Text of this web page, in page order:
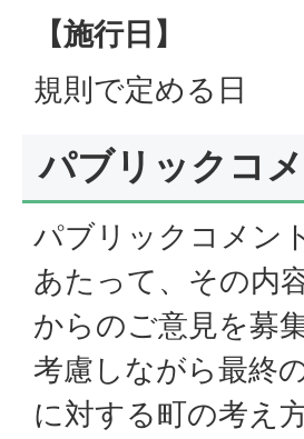
【施行日】
規則で定める日
パブリックコ
パブリックコメン
あたって、その内
からのご意見を募
考慮しながら最終
に対する町の考え